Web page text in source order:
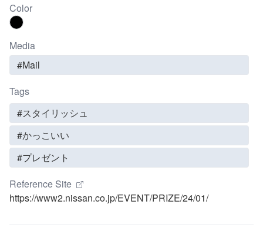
Color
Media
#Mail
Tags
#スタイリッシュ
#かっこいい
#プレゼント
Reference Site
https://www2.nissan.co.jp/EVENT/PRIZE/24/01/